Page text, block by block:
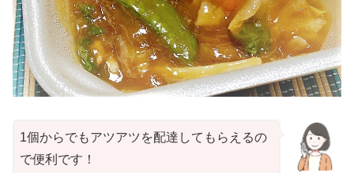
1個からでもアツアツを配達してもらえるの
で便利です！